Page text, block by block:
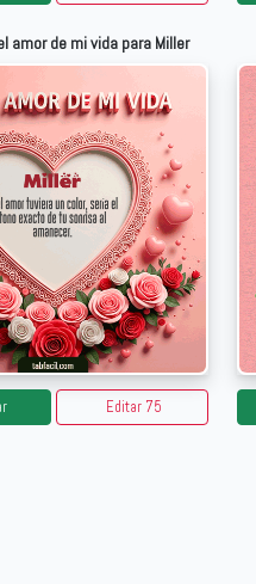
amor de mi vida para Miller
Editar 75